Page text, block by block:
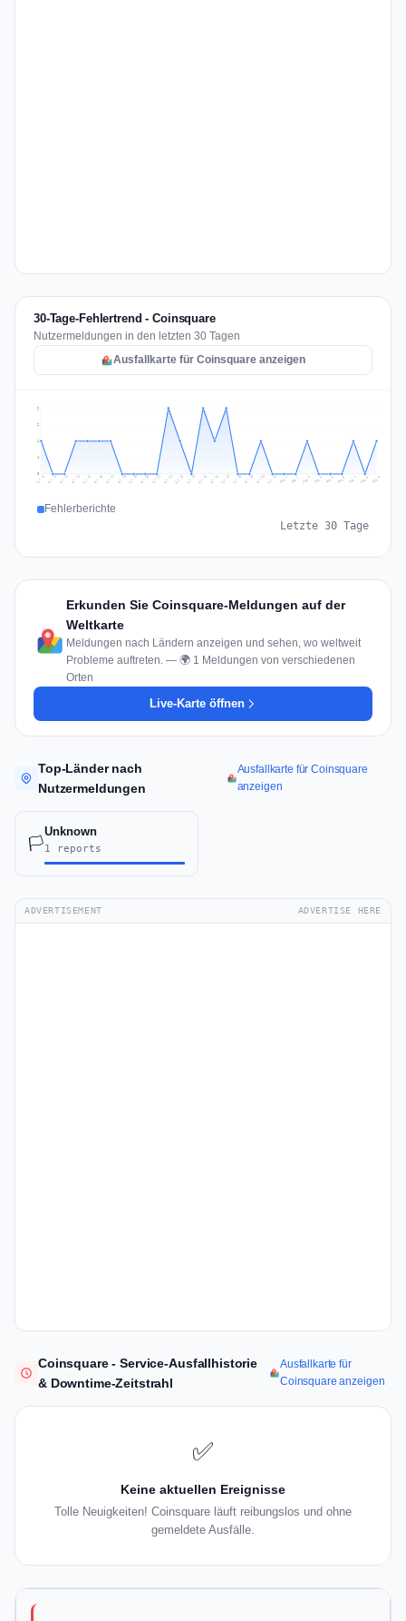
30-Tage-Fehlertrend - Coinsquare
Nutzermeldungen in den letzten 30 Tagen
Ausfallkarte für Coinsquare anzeigen
1
1
2
2
Jul 11 Jul 12 Jul 13 Jul 14 Jul 15 Jul 16 Jul 17 Jul 18 Jul 19 Jul 20 Jul 21 Jul 22 Jul 23 Jul 24 Jul 25 Jul 26 Jul 27 Jul 28 Jul 29 Jul 30 Jul 31 Aug 1 Aug 2 Aug 3 Aug 4 Aug 5 Aug 6 Aug 7 Aug 8 Aug 9
Fehlerberichte
Letzte 30 Tage
Erkunden Sie Coinsquare-Meldungen auf der
Weltkarte
Meldungen nach Ländern anzeigen und sehen, wo weltweit
Probleme auftreten. — 🌍 1 Meldungen von verschiedenen
Orten
Live-Karte öffnen
Top-Länder nach
Nutzermeldungen
Ausfallkarte für Coinsquare
anzeigen
🏳️
Unknown
1 reports
ADVERTISEMENT ADVERTISE HERE
Coinsquare - Service-Ausfallhistorie
& Downtime-Zeitstrahl
Ausfallkarte für
Coinsquare anzeigen
✅
Keine aktuellen Ereignisse
Tolle Neuigkeiten! Coinsquare läuft reibungslos und ohne
gemeldete Ausfälle.